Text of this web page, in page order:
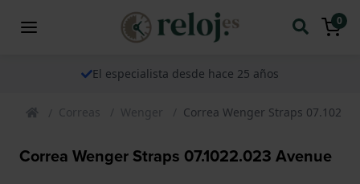
0
El especialista desde hace 25 años
Correas Wenger Correa Wenger Straps
Correa Wenger Straps 07.1022.023 Avenue